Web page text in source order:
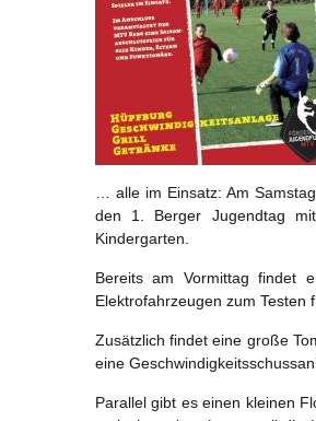
… alle im Einsatz: Am
den 1. Berger Jugendtag
Kindergarten.
Bereits am Vormittag findet
Elektrofahrzeugen zum Testen
Zusätzlich findet eine große
eine
Parallel gibt es einen kleinen